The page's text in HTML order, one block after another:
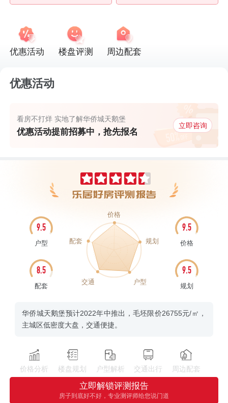
优惠活动 楼盘评测 周边配套
优惠活动
看房不打烊 实地了解华侨城天鹅堡
优惠活动提前招募中，抢先报名
立即咨询
9.5
户型
8.5
配套
9.5
价格
9.5
规划
户型
交通
配套
价格
规划
华侨城天鹅堡预计2022年中推出，毛坯限价26755元/㎡，
主城区低密度大盘，交通便捷。
价格分析 楼盘规划 户型解析 交通出行 周边配套
立即解锁评测报告
房子到底好不好，专业测评师给您说门道